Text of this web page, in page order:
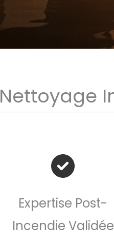
Nettoyage
Expertise Post-
Incendie Validée